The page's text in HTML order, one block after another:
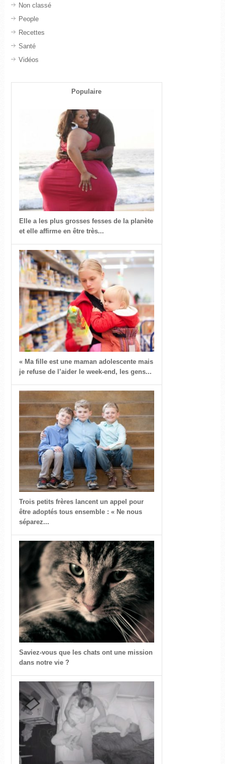
Non classé
People
Recettes
Santé
Vidéos
Populaire
Elle a les plus grosses fesses de la planète
et elle affirme en être très...
« Ma fille est une maman adolescente mais
je refuse de l’aider le week-end, les gens...
Trois petits frères lancent un appel pour
être adoptés tous ensemble : « Ne nous
séparez...
Saviez-vous que les chats ont une mission
dans notre vie ?